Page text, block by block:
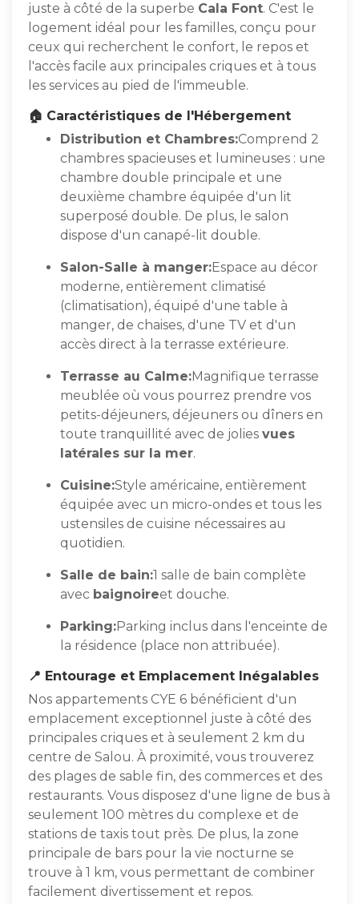
juste à côté de la superbe Cala Font. C'est le
logement idéal pour les familles, conçu pour
ceux qui recherchent le confort, le repos et
l'accès facile aux principales criques et à tous
les services au pied de l'immeuble.
🏠 Caractéristiques de l'Hébergement
Distribution et Chambres:Comprend 2
chambres spacieuses et lumineuses : une
chambre double principale et une
deuxième chambre équipée d'un lit
superposé double. De plus, le salon
dispose d'un canapé-lit double.
Salon-Salle à manger:Espace au décor
moderne, entièrement climatisé
(climatisation), équipé d'une table à
manger, de chaises, d'une TV et d'un
accès direct à la terrasse extérieure.
Terrasse au Calme:Magnifique terrasse
meublée où vous pourrez prendre vos
petits-déjeuners, déjeuners ou dîners en
toute tranquillité avec de jolies vues
latérales sur la mer.
Cuisine:Style américaine, entièrement
équipée avec un micro-ondes et tous les
ustensiles de cuisine nécessaires au
quotidien.
Salle de bain:1 salle de bain complète
avec baignoireet douche.
Parking:Parking inclus dans l'enceinte de
la résidence (place non attribuée).
📍 Entourage et Emplacement Inégalables
Nos appartements CYE 6 bénéficient d'un
emplacement exceptionnel juste à côté des
principales criques et à seulement 2 km du
centre de Salou. À proximité, vous trouverez
des plages de sable fin, des commerces et des
restaurants. Vous disposez d'une ligne de bus à
seulement 100 mètres du complexe et de
stations de taxis tout près. De plus, la zone
principale de bars pour la vie nocturne se
trouve à 1 km, vous permettant de combiner
facilement divertissement et repos.